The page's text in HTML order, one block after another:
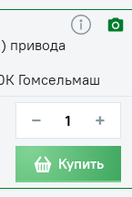
привода
Гомсельмаш
− +
Купить